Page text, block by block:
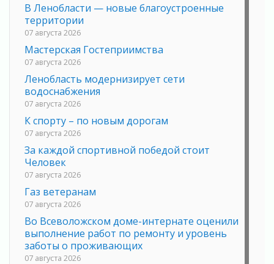
В Ленобласти — новые благоустроенные
территории
07 августа 2026
Мастерская Гостеприимства
07 августа 2026
Ленобласть модернизирует сети
водоснабжения
07 августа 2026
К спорту – по новым дорогам
07 августа 2026
За каждой спортивной победой стоит
Человек
07 августа 2026
Газ ветеранам
07 августа 2026
Во Всеволожском доме-интернате оценили
выполнение работ по ремонту и уровень
заботы о проживающих
07 августа 2026